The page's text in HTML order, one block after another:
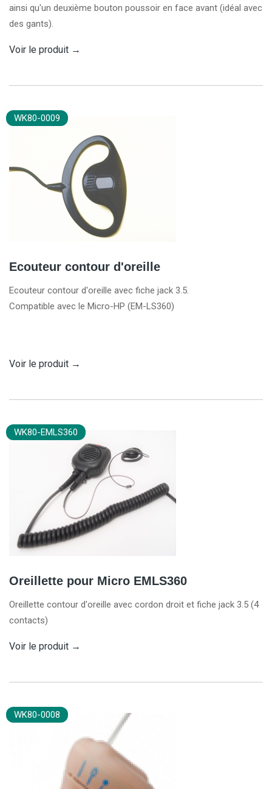
ainsi qu'un deuxième bouton poussoir en face avant (idéal avec
des gants).
Voir le produit →
WK80-0009
Ecouteur contour d'oreille
Ecouteur contour d'oreille avec fiche jack 3.5.
Compatible avec le Micro-HP (EM-LS360)
Voir le produit →
WK80-EMLS360
Oreillette pour Micro EMLS360
Oreillette contour d'oreille avec cordon droit et fiche jack 3.5 (4
contacts)
Voir le produit →
WK80-0008